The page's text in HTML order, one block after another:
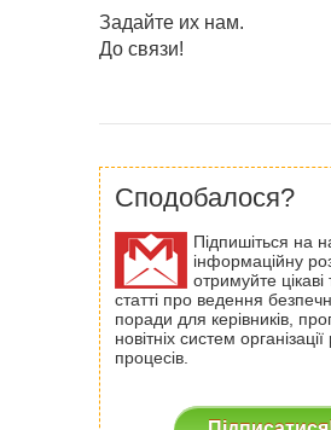
Задайте их нам.
До связи!
Сподобалося?
Підпишіться на
інформаційну
отримуйте цікаві
статті про ведення
поради для керівників,
новітніх систем
процесів.